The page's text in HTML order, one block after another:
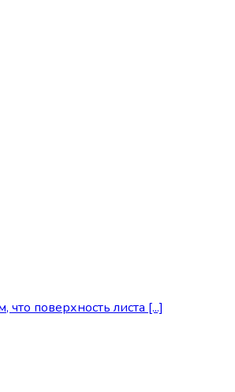
поверхность листа [...]